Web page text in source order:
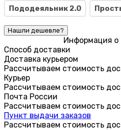
Пододеяльник 2.0
Информация о
Способ доставки
Доставка курьером
Рассчитываем стоимость
Курьер
Рассчитываем стоимость
Почта России
Рассчитываем стоимость
Пункт выдачи заказов
Рассчитываем стоимость